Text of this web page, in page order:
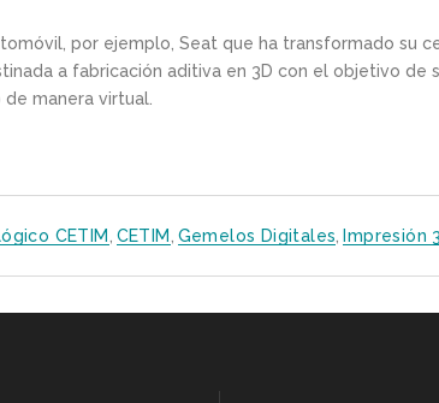
por ejemplo, Seat que ha transformado su
a fabricación aditiva en 3D con el objetivo
manera virtual.
CETIM, CETIM, Gemelos Digitales, Impresión